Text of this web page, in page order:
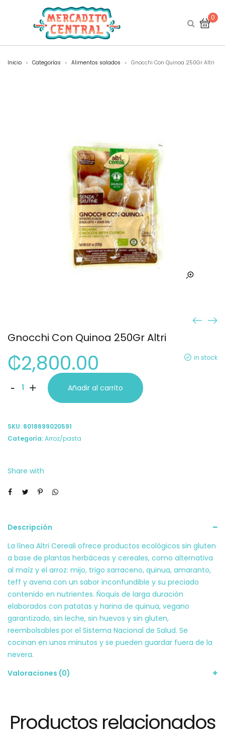
0
Inicio > Categorías > Alimentos salados > Gnocchi Con Quinoa 250Gr Altri
Gnocchi Con Quinoa 250Gr Altri
in stock
₡2,800.00
-Gnocchi
250Gr
cantidad
+ Añadir al carrito
SKU: 8018699020591
Categoría:Arroz/pasta
Share with
Descripción
La línea Altri Cereali ofrece productos ecológicos sin gluten
a base de plantas herbáceas y cereales, como alternativa
al maíz y el arroz: mijo, trigo sarraceno, quinua, amaranto,
teff y avena con un sabor inconfundible y su preciado
contenido en nutrientes. Ñoquis de larga duración
elaborados con patatas y harina de quinua, vegano
garantizado, sin leche, sin huevos y sin gluten,
reembolsables por el Sistema Nacional de Salud. Se
cocinan en unos minutos y se pueden guardar fuera de la
nevera.
Valoraciones (0)
Productos relacionados